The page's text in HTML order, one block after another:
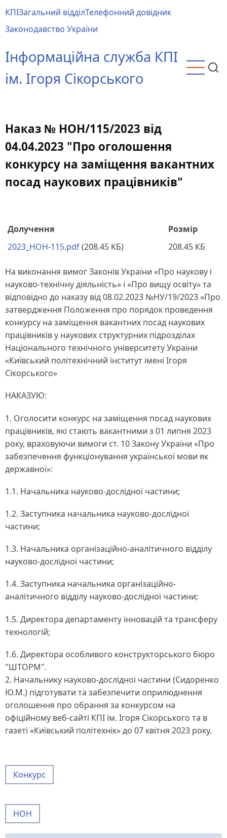
до
основного
КПІЗагальний відділТелефонний довідник
Законодавство України
Інформаційна служба КПІ
ім. Ігоря Сікорського
Наказ № НОН/115/2023 від
04.04.2023 "Про оголошення
конкурсу на заміщення вакантних
посад наукових працівників"
Долучення
Розмір
2023_HOH-115.pdf(208.45 КБ) 208.45 КБ
На виконання вимог Законів України «Про наукову і
науково-технічну діяльність» і «Про вищу освіту» та
відповідно до наказу від 08.02.2023 №НУ/19/2023 «Про
затвердження Положення про порядок проведення
конкурсу на заміщення вакантних посад наукових
працівників у наукових структурних підрозділах
Національного технічного університету України
«Київський політехнічний інститут імені Ігоря
Сікорського»
НАКАЗУЮ:
1. Оголосити конкурс на заміщення посад наукових
працівників, які стають вакантними з 01 липня 2023
року, враховуючи вимоги ст. 10 Закону України «Про
забезпечення функціонування української мови як
державної»:
1.1. Начальника науково-дослідної частини;
1.2. Заступника начальника науково-дослідної
частини;
1.3. Начальника організаційно-аналітичного відділу
науково-дослідної частини;
1.4. Заступника начальника організаційно-
аналітичного відділу науково-дослідної частини;
1.5. Директора департаменту інновацій та трансферу
технологій;
1.6. Директора особливого конструкторського бюро
"ШТОРМ".
2. Начальнику науково-дослідної частини (Сидоренко
Ю.М.) підготувати та забезпечити оприлюднення
оголошення про обрання за конкурсом на
офіційному веб-сайті КПІ ім. Ігоря Сікорського та в
газеті «Київський політехнік» до 07 квітня 2023 року.
Конкурс
НОН